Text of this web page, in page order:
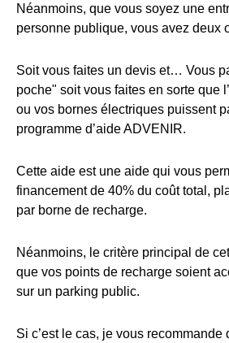
Néanmoins, que vous soyez une
personne publique, vous avez deux
Soit vous faites un devis et… Vous
poche" soit vous faites en sorte que
ou vos bornes électriques puissent
programme d’aide ADVENIR.
Cette aide est une aide qui vous
financement de 40% du coût total,
par borne de recharge.
Néanmoins, le critère principal de
que vos points de recharge soient
sur un parking public.
Si c’est le cas, je vous recommande